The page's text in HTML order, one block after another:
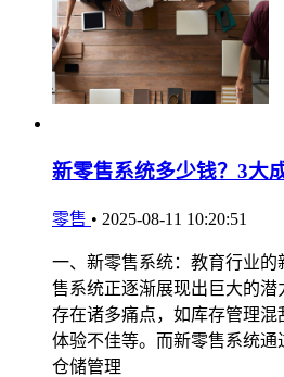
新零售系统多少钱？3大
零售 • 2025-08-11 10:20:51
一、新零售系统：教育行业
售系统正逐渐展现出巨大的
存在诸多痛点，如库存管理混
体验不佳等。而新零售系统
仓储管理